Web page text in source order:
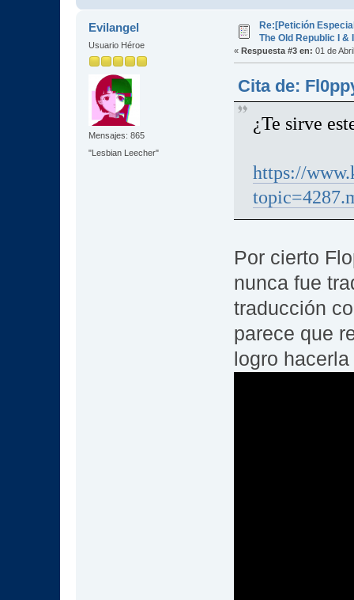
Evilangel
Usuario Héroe
Mensajes: 865
"Lesbian Leecher"
Re:[Petición
The Old Republic I &
« Respuesta #3 en: 01 de
Cita de:
¿Te sirve
https://
Por cierto
nunca fue
traducción
parece que
logro